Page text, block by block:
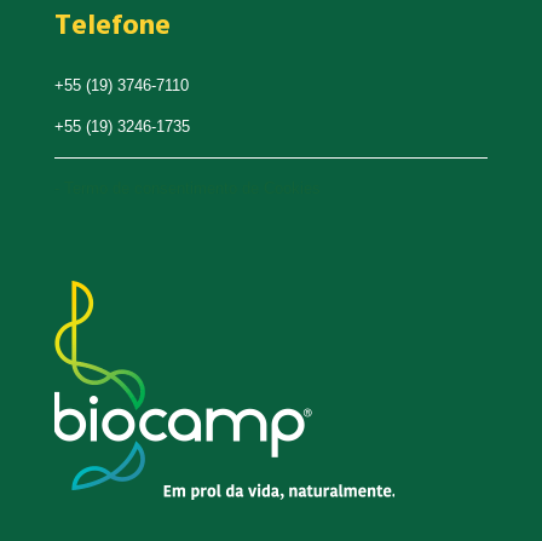
Telefone
+55 (19) 3746-7110
+55 (19) 3246-1735